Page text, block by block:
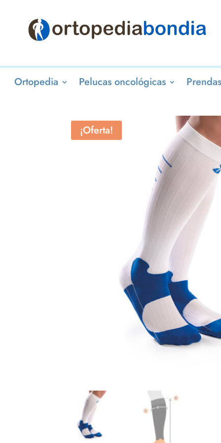
Ortopedia Pelucas oncológicas
¡Oferta!